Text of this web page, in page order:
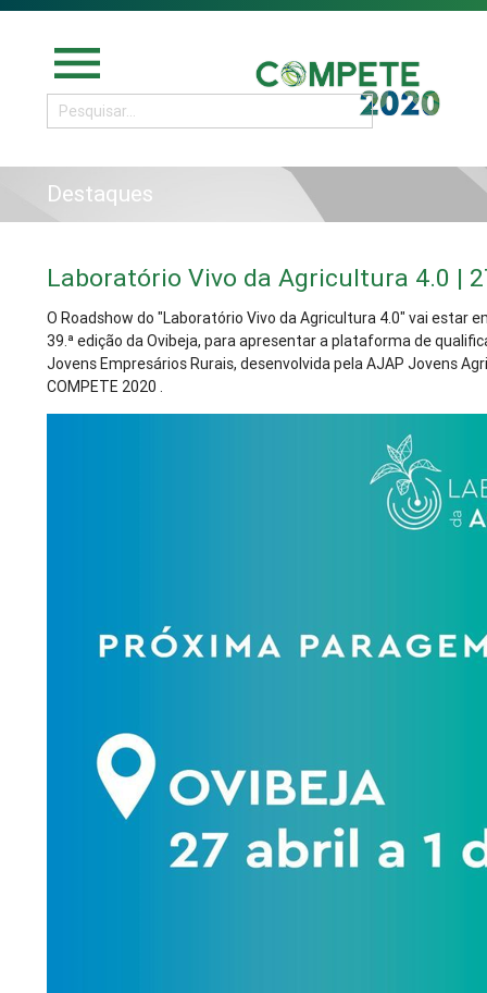
menu
Destaques
Laboratório Vivo da Agricultura 4.0 |
O Roadshow do "Laboratório Vivo da Agricultura 4.0" vai estar
39.ª edição da Ovibeja, para apresentar a plataforma de
Jovens Empresários Rurais, desenvolvida pela AJAP Jovens
COMPETE 2020 .